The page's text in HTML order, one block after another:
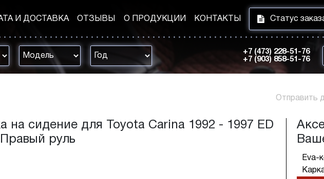
И ДОСТАВКА ОТЗЫВЫ О ПРОДУКЦИИ КОНТАКТЫ i Статус
+7 (473) 228-51-76
+7 (903) 858-51-76
Отправить
на сидение для Toyota Carina 1992 - 1997 ED
руль
Eva-